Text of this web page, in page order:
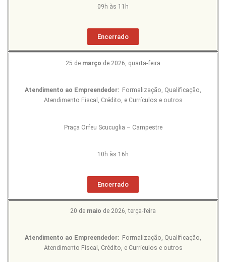
09h às 11h
Encerrado
25 de março de 2026, quarta-feira
Atendimento ao Empreendedor: Formalização, Qualificação,
Atendimento Fiscal, Crédito, e Currículos e outros
Praça Orfeu Scucuglia – Campestre
10h às 16h
Encerrado
20 de maio de 2026, terça-feira
Atendimento ao Empreendedor: Formalização, Qualificação,
Atendimento Fiscal, Crédito, e Currículos e outros